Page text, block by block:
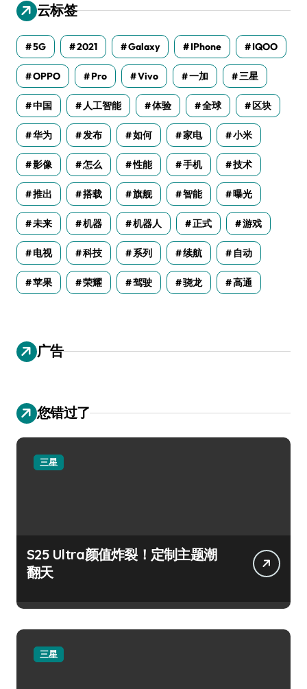
云标签
5G 2021 Galaxy IPhone IQOO
OPPO Pro Vivo 一加 三星
中国 人工智能 体验 全球 区块
华为 发布 如何 家电 小米
影像 怎么 性能 手机 技术
推出 搭载 旗舰 智能 曝光
未来 机器 机器人 正式 游戏
电视 科技 系列 续航 自动
苹果 荣耀 驾驶 骁龙 高通
广告
您错过了
三星
S25 Ultra颜值炸裂！定制主题潮
翻天
三星